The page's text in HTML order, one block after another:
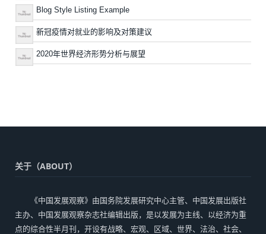
Blog Style Listing Example
新冠疫情对就业的影响及对策建议
2020年世界经济形势分析与展望
关于（ABOUT）
《中国发展观察》由国务院发展研究中心主管、中国发展出版社
主办、中国发展观察杂志社编辑出版，是以发展为主线、以经济为重
点的综合性半月刊，开设有战略、宏观、区域、世界、法治、社会、